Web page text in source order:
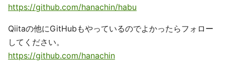
https://github.com/hanachin/habu
Qiitaの他にGitHubもやっているのでよかったらフォロー
してください。
https://github.com/hanachin